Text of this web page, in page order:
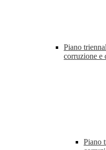
Piano
corruzione e
Piano